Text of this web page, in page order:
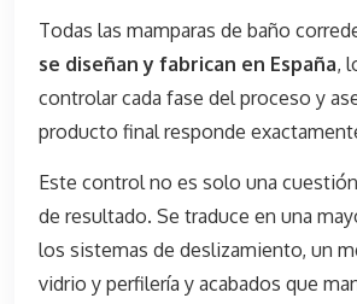
Todas las mamparas de baño
se diseñan y fabrican en España,
controlar cada fase del proceso y
producto final responde
Este control no es solo una
de resultado. Se traduce en una
los sistemas de deslizamiento, un
vidrio y perfilería y acabados que